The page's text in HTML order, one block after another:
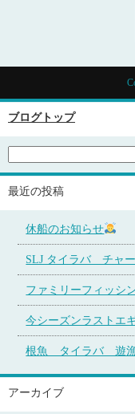
ブログトップ
最近の投稿
休船のお知らせ
SLJ タイラバ チャ
ファミリーフィッシ
今シーズンラストエ
根魚 タイラバ 遊
アーカイブ